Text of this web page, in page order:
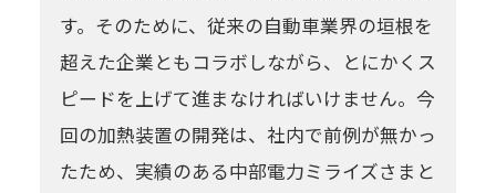
す。そのために、従来の自動車業界の垣根を
超えた企業ともコラボしながら、とにかくス
ピードを上げて進まなければいけません。今
回の加熱装置の開発は、社内で前例が無かっ
たため、実績のある中部電力ミライズさまと